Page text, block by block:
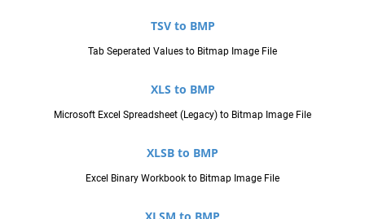
TSV to BMP
Tab Seperated Values to Bitmap Image File
XLS to BMP
Microsoft Excel Spreadsheet (Legacy) to Bitmap Image File
XLSB to BMP
Excel Binary Workbook to Bitmap Image File